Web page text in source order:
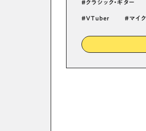
クラシック・ギター
VTuber マイク